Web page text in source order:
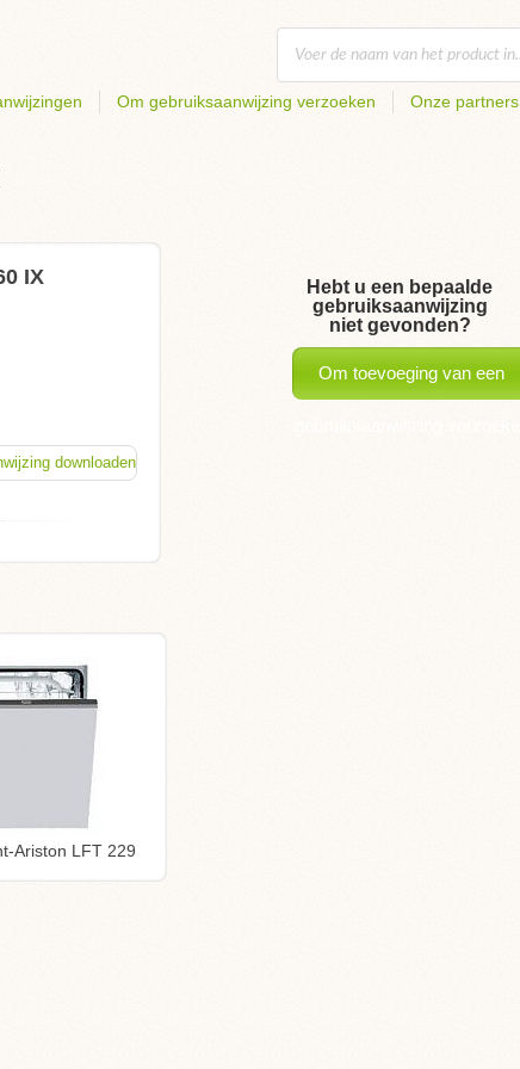
Om gebruiksaanwijzing verzoeken Onze partners
IX
downloaden
Ariston LFT 229
Hebt u een bepaalde
gebruiksaanwijzing
niet gevonden?
Om toevoeging van een